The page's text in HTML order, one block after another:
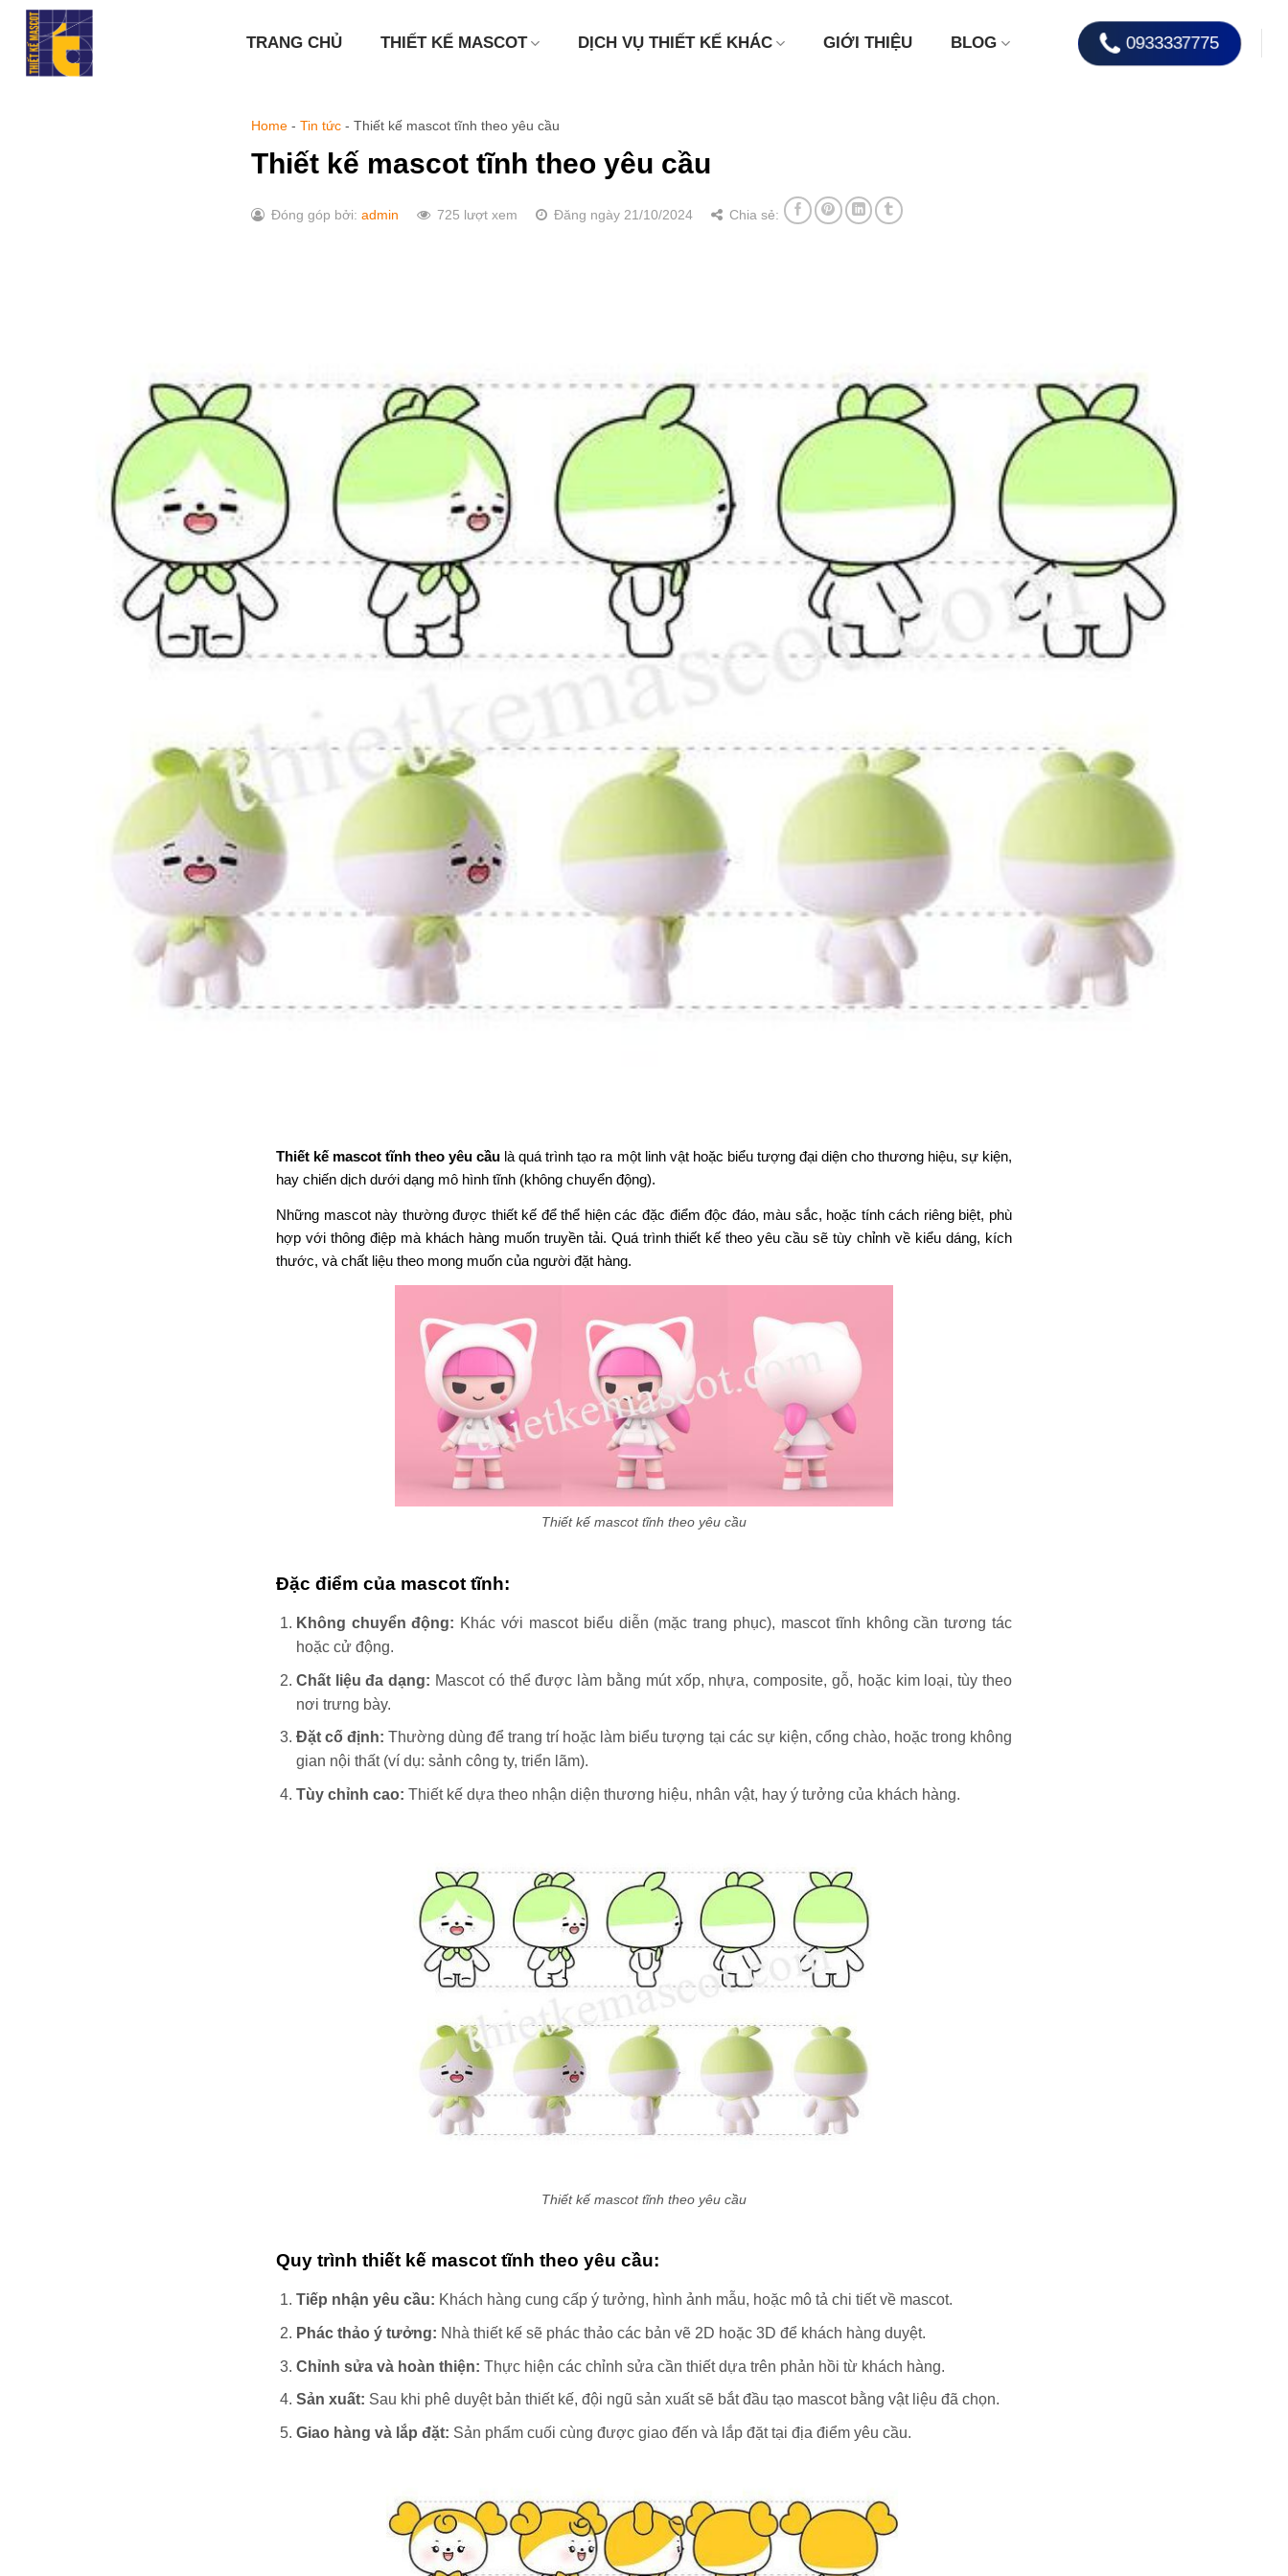
Chuyển
TRANG CHỦ THIẾT KẾ MASCOT DỊCH VỤ THIẾT KẾ KHÁC GIỚI THIỆU BLOG 0933337775
Home - Tin tức - Thiết kế mascot tĩnh theo yêu cầu
Thiết kế mascot tĩnh theo yêu cầu
Đóng góp bởi: admin 725 lượt xem Đăng ngày 21/10/2024 Chia sẻ:
Thiết kế mascot tĩnh theo yêu cầu là quá trình tạo ra một linh vật hoặc biểu tượng đại diện cho thương hiệu, sự kiện,
hay chiến dịch dưới dạng mô hình tĩnh (không chuyển động).
Những mascot này thường được thiết kế để thể hiện các đặc điểm độc đáo, màu sắc, hoặc tính cách riêng biệt, phù
hợp với thông điệp mà khách hàng muốn truyền tải. Quá trình thiết kế theo yêu cầu sẽ tùy chỉnh về kiểu dáng, kích
thước, và chất liệu theo mong muốn của người đặt hàng.
Thiết kế mascot tĩnh theo yêu cầu
Đặc điểm của mascot tĩnh:
Không chuyển động: Khác với mascot biểu diễn (mặc trang phục), mascot tĩnh không cần tương tác
hoặc cử động.
Chất liệu đa dạng: Mascot có thể được làm bằng mút xốp, nhựa, composite, gỗ, hoặc kim loại, tùy theo
nơi trưng bày.
Đặt cố định: Thường dùng để trang trí hoặc làm biểu tượng tại các sự kiện, cổng chào, hoặc trong không
gian nội thất (ví dụ: sảnh công ty, triển lãm).
Tùy chỉnh cao: Thiết kế dựa theo nhận diện thương hiệu, nhân vật, hay ý tưởng của khách hàng.
Thiết kế mascot tĩnh theo yêu cầu
Quy trình thiết kế mascot tĩnh theo yêu cầu:
Tiếp nhận yêu cầu: Khách hàng cung cấp ý tưởng, hình ảnh mẫu, hoặc mô tả chi tiết về mascot.
Phác thảo ý tưởng: Nhà thiết kế sẽ phác thảo các bản vẽ 2D hoặc 3D để khách hàng duyệt.
Chỉnh sửa và hoàn thiện: Thực hiện các chỉnh sửa cần thiết dựa trên phản hồi từ khách hàng.
Sản xuất: Sau khi phê duyệt bản thiết kế, đội ngũ sản xuất sẽ bắt đầu tạo mascot bằng vật liệu đã chọn.
Giao hàng và lắp đặt: Sản phẩm cuối cùng được giao đến và lắp đặt tại địa điểm yêu cầu.